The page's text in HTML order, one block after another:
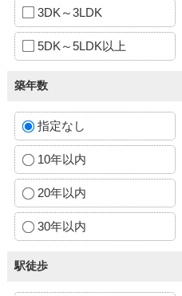
3DK～3LDK
5DK～5LDK以上
築年数
指定なし
10年以内
20年以内
30年以内
駅徒歩